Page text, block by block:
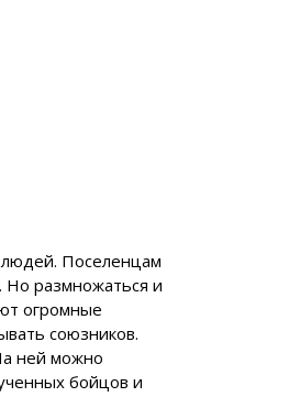
людей. Поселенцам
Но размножаться и
огромные
союзников.
ней можно
бойцов и